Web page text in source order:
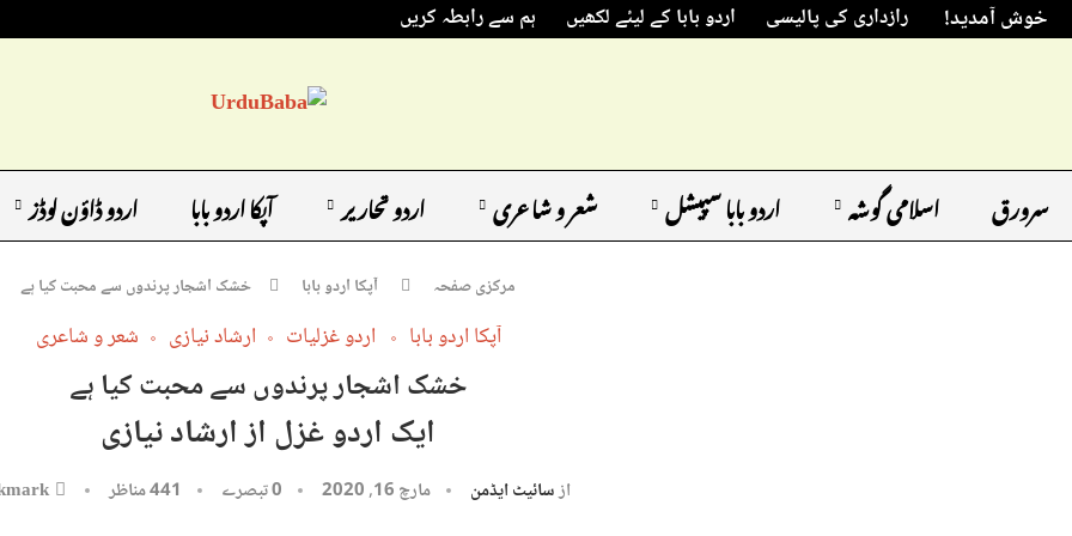
خوش آمدید! رازداری کی پالیسی اردو بابا کے لیئے لکھیں ہم سے رابطہ کریں
سرورق اسلامی گوشہ اردو بابا سپیشل شعر و شاعری اردو تحاریر آپکا اردو بابا اردو ڈاؤن لوڈز
مرکزی صفحہ آپکا اردو بابا خشک اشجار پرندوں سے محبت کیا ہے
آپکا اردو بابا اردو غزلیات ارشاد نیازی شعر و شاعری
خشک اشجار پرندوں سے محبت کیا ہے
ایک اردو غزل از ارشاد نیازی
ازسائیٹ ایڈمن مارچ 16, 2020 0 تبصرے 441مناظر